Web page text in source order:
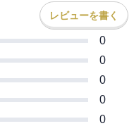
えられる。どの現象も女
いが、いずれもその成立
の成果とする思考から自
ろう。人新世に基づく一
慣れていて、自身を取り
ちだが、それは長い人類
。
レビューを書く
0
0
0
0
0